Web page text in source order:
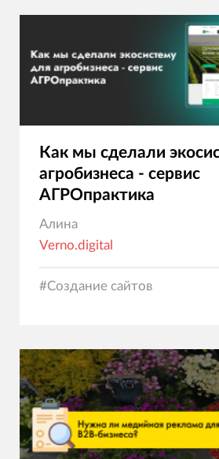
Как мы сделали
агробизнеса - сервис
АГРОпрактика
Алина
Verno.digital
#Создание сайтов